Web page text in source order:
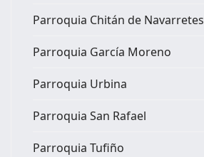
Parroquia Chitán de Navarretes
Parroquia García Moreno
Parroquia Urbina
Parroquia San Rafael
Parroquia Tufiño